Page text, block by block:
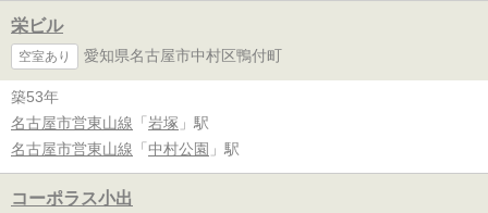
栄ビル
空室あり 愛知県名古屋市中村区鴨付町
築53年
名古屋市営東山線 「 岩塚 」駅
名古屋市営東山線 「 中村公園 」駅
コーポラス小出